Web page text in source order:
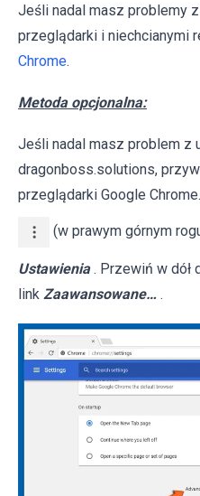
Jeśli nadal masz problemy
przeglądarki i niechcianymi
Chrome.
Metoda opcjonalna:
Jeśli nadal masz problem z
dragonboss.solutions,
przeglądarki Google
(w prawym górnym
Ustawienia . Przewiń w dół
link Zaawansowane… .